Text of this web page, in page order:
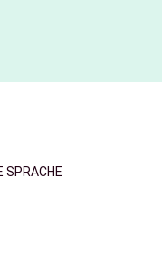
SPRACHE